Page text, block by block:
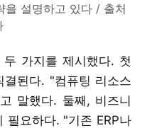
을 설명하고 있다 / 출처
가지를 제시했다. 첫
된다. "컴퓨팅 리소스
말했다. 둘째, 비즈니
필요하다. "기존 ERP나